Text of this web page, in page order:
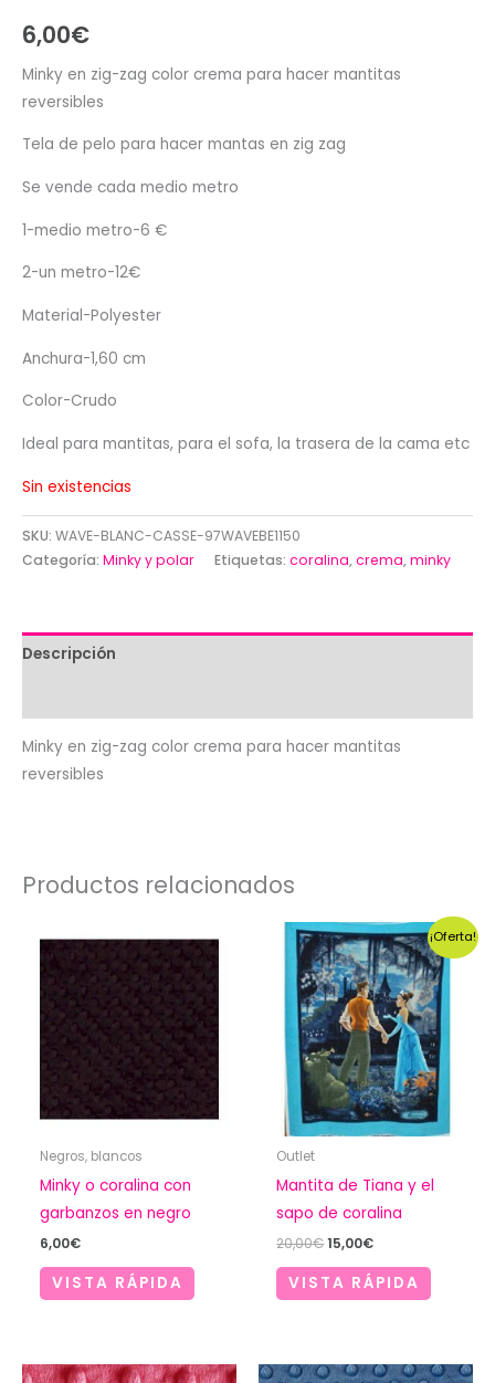
6,00€
Minky en zig-zag color crema para hacer mantitas
reversibles
Tela de pelo para hacer mantas en zig zag
Se vende cada medio metro
1-medio metro-6 €
2-un metro-12€
Material-Polyester
Anchura-1,60 cm
Color-Crudo
Ideal para mantitas, para el sofa, la trasera de la cama etc
Sin existencias
SKU: WAVE-BLANC-CASSE-97WAVEBE1150
Categoría: Minky y polar Etiquetas: coralina,crema,minky
Descripción
Minky en zig-zag color crema para hacer mantitas
reversibles
Productos relacionados
Negros, blancos
Minky o coralina con
garbanzos en negro
6,00€
VISTA RÁPIDA
¡Oferta!
Outlet
Mantita de Tiana y el
sapo de coralina
20,00€El
original
15,00€El
actual
VISTA RÁPIDA